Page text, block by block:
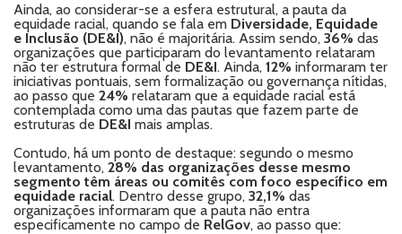
Ainda, ao considerar-se a esfera estrutural, a pauta da
equidade racial, quando se fala em Diversidade, Equidade
e Inclusão (DE&I), não é majoritária. Assim sendo, 36% das
organizações que participaram do levantamento relataram
não ter estrutura formal de DE&I. Ainda, 12% informaram ter
iniciativas pontuais, sem formalização ou governança nítidas,
ao passo que 24% relataram que a equidade racial está
contemplada como uma das pautas que fazem parte de
estruturas de DE&I mais amplas.
Contudo, há um ponto de destaque: segundo o mesmo
levantamento, 28% das organizações desse mesmo
segmento têm áreas ou comitês com foco específico em
equidade racial. Dentro desse grupo, 32,1% das
organizações informaram que a pauta não entra
especificamente no campo de RelGov, ao passo que: